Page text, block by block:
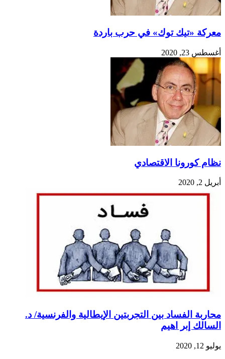
معركة «تيك توك» في حرب باردة
أغسطس 23, 2020
نظام كورونا الاقتصادي
أبريل 2, 2020
محاربة الفساد بين التجربتين الإيطالية والفرنسية/ د.
السالك إبر اهيم
يوليو 12, 2020